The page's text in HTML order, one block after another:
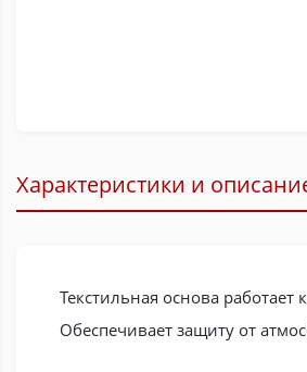
Характеристики и
Текстильная основа
Обеспечивает защиту от